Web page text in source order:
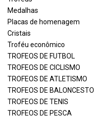
Medalhas
Placas de homenagem
Cristais
Troféu econômico
TROFEOS DE FUTBOL
TROFEOS DE CICLISMO
TROFEOS DE ATLETISMO
TROFEOS DE BALONCESTO
TROFEOS DE TENIS
TROFEOS DE PESCA